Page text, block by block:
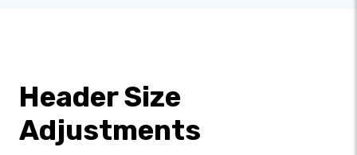
Header Size
Adjustments